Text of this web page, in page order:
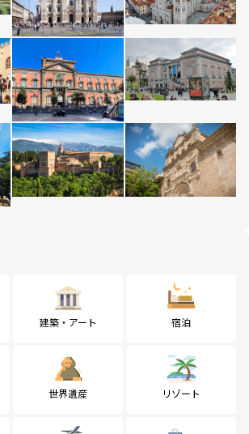
建築・アート 宿泊
世界遺産 リゾート